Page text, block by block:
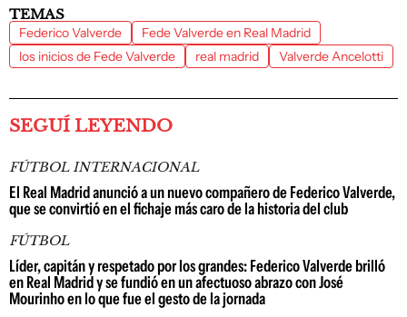
TEMAS
Federico Valverde
Fede Valverde en Real Madrid
los inicios de Fede Valverde
real madrid Valverde Ancelotti
SEGUÍ LEYENDO
FÚTBOL INTERNACIONAL
El Real Madrid anunció a un nuevo compañero de Federico Valverde,
que se convirtió en el fichaje más caro de la historia del club
FÚTBOL
Líder, capitán y respetado por los grandes: Federico Valverde brilló
en Real Madrid y se fundió en un afectuoso abrazo con José
Mourinho en lo que fue el gesto de la jornada